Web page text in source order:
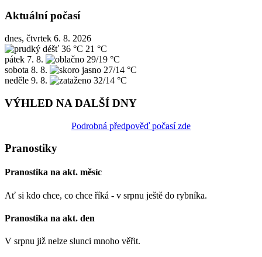
Aktuální počasí
dnes, čtvrtek 6. 8. 2026
36 °C 21 °C
pátek 7. 8.
29/19 °C
sobota 8. 8.
27/14 °C
neděle 9. 8. 32/14 °C
VÝHLED NA DALŠÍ DNY
Podrobná předpověď počasí zde
Pranostiky
Pranostika na akt. měsíc
Ať si kdo chce, co chce říká - v srpnu ještě do rybníka.
Pranostika na akt. den
V srpnu již nelze slunci mnoho věřit.